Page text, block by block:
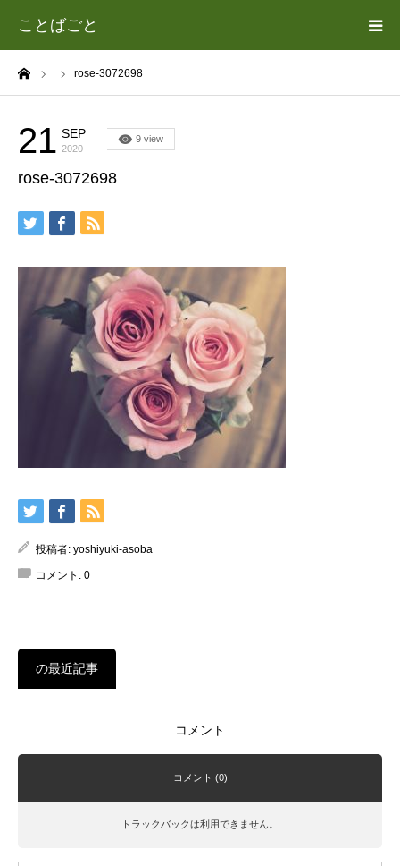
ことばごと
rose-3072698
21 SEP
2020
9 view
rose-3072698
投稿者: yoshiyuki-asoba
コメント: 0
の最近記事
コメント
コメント (0)
トラックバックは利用できません。
ホーム
カテゴリー
遊場志善（あそば よしゆき）について